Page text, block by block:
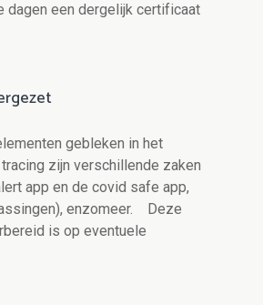
dagen een dergelijk certificaat
gebleken in het
zijn verschillende zaken
app en de covid safe app,
enzomeer. Deze
is op eventuele